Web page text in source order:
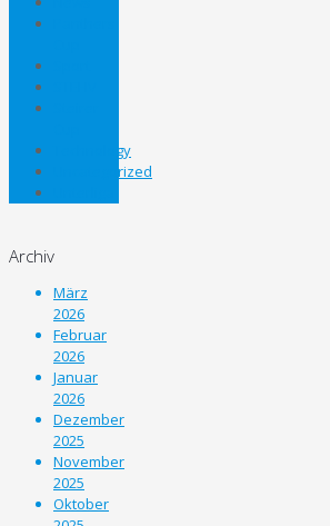
Technology
Uncategorized
Archiv
März
2026
Februar
2026
Januar
2026
Dezember
2025
November
2025
Oktober